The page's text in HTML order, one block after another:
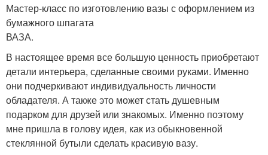
Мастер-класс по изготовлению вазы с оформлением из
бумажного шпагата
ВАЗА.
В настоящее время все большую ценность приобретают
детали интерьера, сделанные своими руками. Именно
они подчеркивают индивидуальность личности
обладателя. А также это может стать душевным
подарком для друзей или знакомых. Именно поэтому
мне пришла в голову идея, как из обыкновенной
стеклянной бутыли сделать красивую вазу.